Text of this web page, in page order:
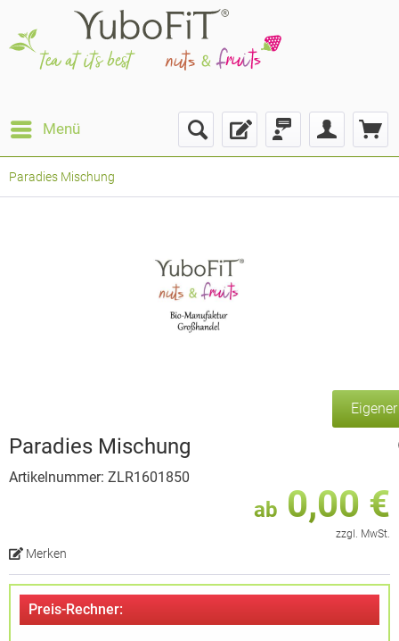
Menü
Paradies Mischung
Paradies Mischung
Artikelnummer: ZLR1601850
ab 0,00 €
zzgl. MwSt.
Merken
Preis-Rechner: